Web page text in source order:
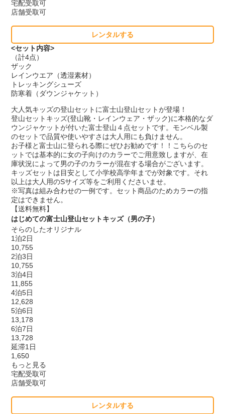
宅配受取可
店舗受取可
レンタルする
<セット内容>
（計4点）
ザック
レインウエア（透湿素材）
トレッキングシューズ
防寒着（ダウンジャケット）
大人気キッズの登山セットに富士山登山セットが登場！
登山セットキッズ(登山靴・レインウェア・ザック)に本格的なダ
ウンジャケットが付いた富士登山４点セットです。モンベル製
のセットで品質や使いやすさは大人用にも負けません。
お子様と富士山に登られる際にぜひお勧めです！！こちらのセ
ットでは基本的に女の子向けのカラーでご用意致しますが、在
庫状況によって男の子のカラーが混在する場合がございます。
キッズセットは目安として小学校高学年までが対象です。それ
以上は大人用のSサイズ等をご利用くださいませ。
※写真は組み合わせの一例です。セット商品のためカラーの指
定はできません。
【送料無料】
はじめての富士山登山セットキッズ（男の子）
そらのしたオリジナル
1泊2日
10,755
2泊3日
10,755
3泊4日
11,855
4泊5日
12,628
5泊6日
13,178
6泊7日
13,728
延滞1日
1,650
もっと見る
宅配受取可
店舗受取可
レンタルする